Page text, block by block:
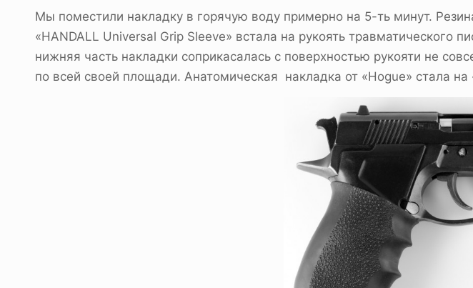
Мы поместили накладку в горячую воду примерно на 5-ть минут.
«HANDALL Universal Grip Sleeve» встала на рукоять травматического
нижняя часть накладки соприкасалась с поверхностью рукояти не
по всей своей площади. Анатомическая накладка от «Hogue» стала